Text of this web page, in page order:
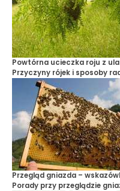
Powtórna ucieczka roju z
Przyczyny rójek i sposoby
Przegląd gniazda –
Porady przy przeglądzie